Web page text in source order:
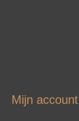
Mijn account